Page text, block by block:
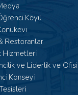
Köyü
Restoranlar
Hizmetleri
ve Liderlik ve Ofisi
Konseyi